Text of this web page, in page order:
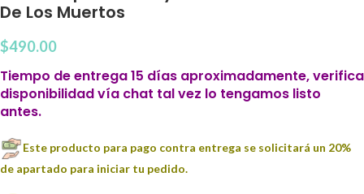
De Los Muertos
$490.00
Tiempo de entrega 15 días aproximadamente, verifica
disponibilidad vía chat tal vez lo tengamos listo
antes.
Este producto para pago contra entrega se solicitará un 20%
de apartado para iniciar tu pedido.